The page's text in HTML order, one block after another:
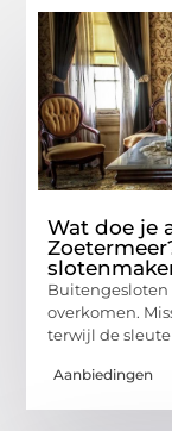
Wat doe je
Buitengesloten
overkomen.
terwijl de
Aanbiedingen